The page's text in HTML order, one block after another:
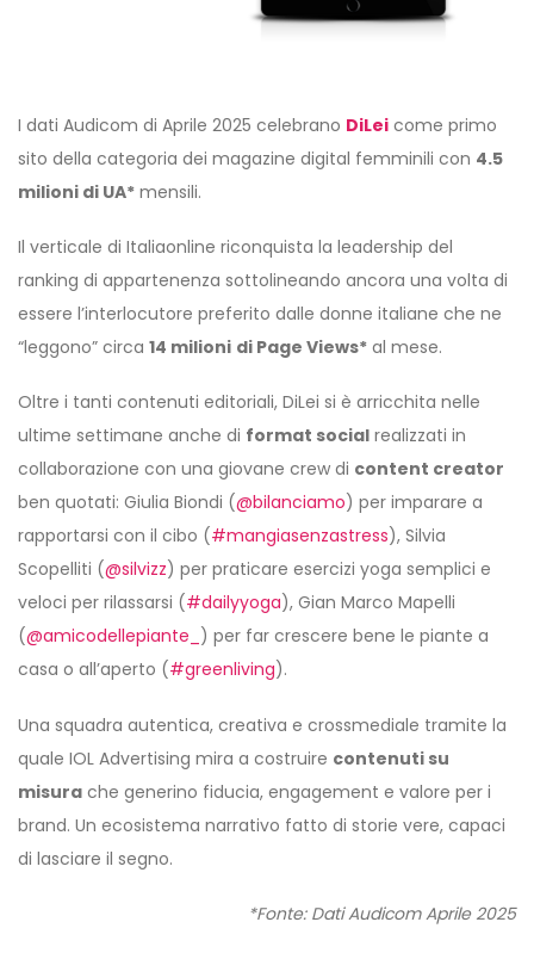
I dati Audicom di Aprile 2025 celebrano DiLei come primo
sito della categoria dei magazine digital femminili con 4.5
milioni di UA* mensili.
Il verticale di Italiaonline riconquista la leadership del
ranking di appartenenza sottolineando ancora una volta di
essere l’interlocutore preferito dalle donne italiane che ne
“leggono” circa 14 milioni di Page Views* al mese.
Oltre i tanti contenuti editoriali, DiLei si è arricchita nelle
ultime settimane anche di format social realizzati in
collaborazione con una giovane crew di content creator
ben quotati: Giulia Biondi (@bilanciamo) per imparare a
rapportarsi con il cibo (#mangiasenzastress), Silvia
Scopelliti (@silvizz) per praticare esercizi yoga semplici e
veloci per rilassarsi (#dailyyoga), Gian Marco Mapelli
(@amicodellepiante_ ) per far crescere bene le piante a
casa o all’aperto (#greenliving).
Una squadra autentica, creativa e crossmediale tramite la
quale IOL Advertising mira a costruire contenuti su
misura che generino fiducia, engagement e valore per i
brand. Un ecosistema narrativo fatto di storie vere, capaci
di lasciare il segno.
*Fonte: Dati Audicom Aprile 2025